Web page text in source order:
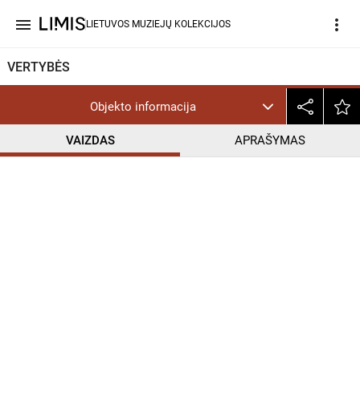
menu LIETUVOS MUZIEJŲ KOLEKCIJOS more_vert
VERTYBĖS
Objekto informacija
VAIZDAS APRAŠYMAS